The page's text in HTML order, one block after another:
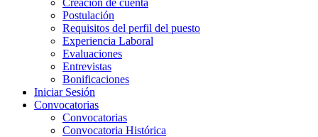
Postulación
Requisitos del perfil del puesto
Experiencia Laboral
Evaluaciones
Entrevistas
Bonificaciones
Iniciar Sesión
Convocatorias
Convocatorias
Convocatoria Histórica